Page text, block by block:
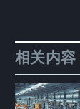
相关内容